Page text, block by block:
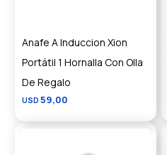
Anafe A Induccion Xion
Portátil 1 Hornalla Con Olla
De Regalo
USD 59,00